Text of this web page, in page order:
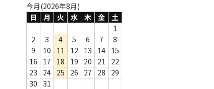
今月(2026年8月)
日
月 火 水 木 金
土
1
2
3 4 5 6 7
8
9
10 11 12 13 14 15
16
17 18 19 20 21
22
23
24 25 26 27 28
29
30
31